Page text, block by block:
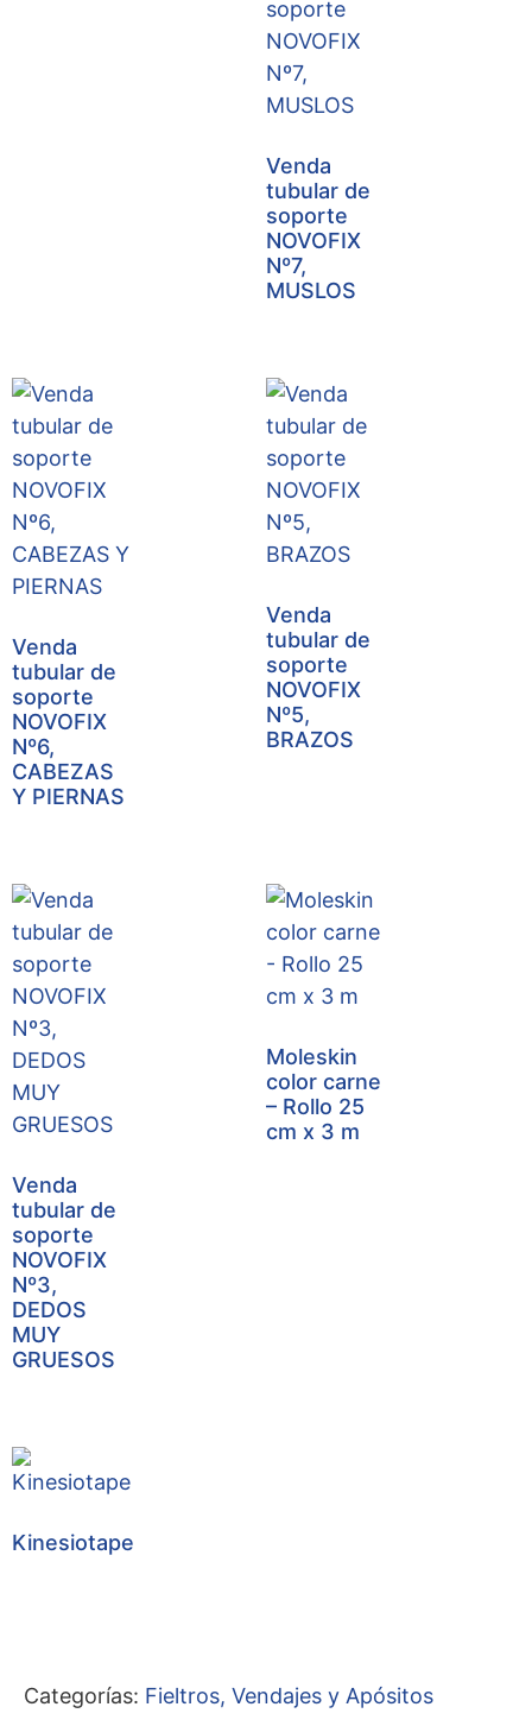
Venda
tubular de
soporte
NOVOFIX
Nº7,
MUSLOS
Venda
tubular de
soporte
NOVOFIX
Nº6,
CABEZAS
Y PIERNAS
Venda
tubular de
soporte
NOVOFIX
Nº5,
BRAZOS
Venda
tubular de
soporte
NOVOFIX
Nº3,
DEDOS
MUY
GRUESOS
Moleskin
color carne
– Rollo 25
cm x 3 m
Kinesiotape
Categorías: Fieltros, Vendajes y Apósitos